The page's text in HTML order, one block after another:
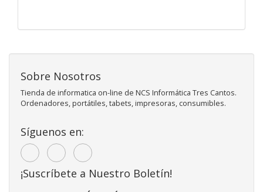
Sobre Nosotros
Tienda de informatica on-line de NCS Informática Tres Cantos.
Ordenadores, portátiles, tabets, impresoras, consumibles.
Síguenos en:
¡Suscríbete a Nuestro Boletín!